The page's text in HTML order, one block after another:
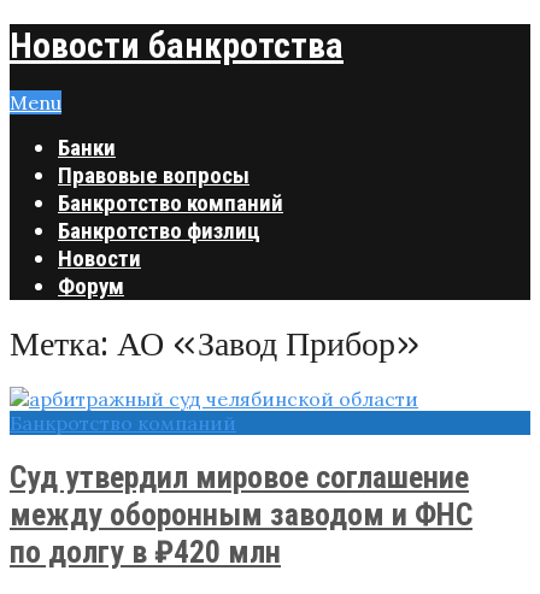
Новости банкротства
Menu
Банки
Правовые вопросы
Банкротство компаний
Банкротство физлиц
Новости
Форум
Метка: АО «Завод Прибор»
Банкротство компаний
Суд утвердил мировое соглашение
между оборонным заводом и ФНС
по долгу в ₽420 млн